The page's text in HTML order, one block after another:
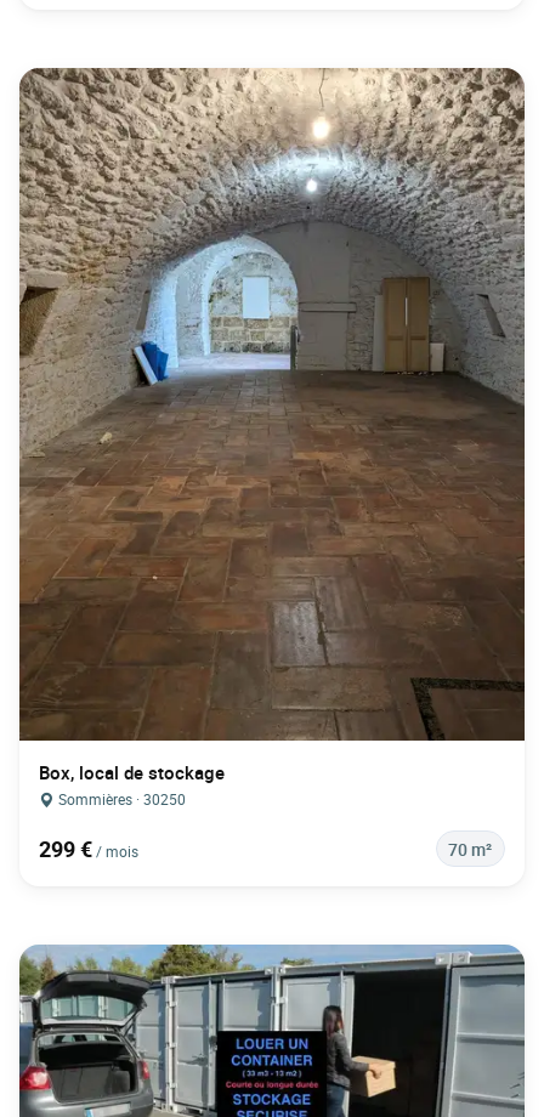
Box, local de stockage
Sommières · 30250
299 €/ mois 70 m²